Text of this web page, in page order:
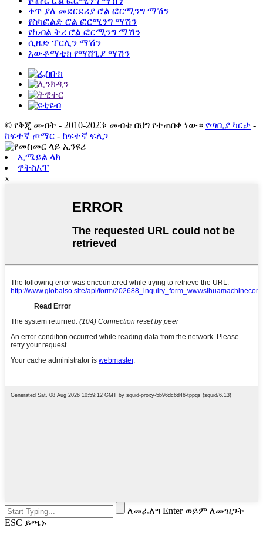
ቀጥ ያለ መደርደሪያ ሮል ፎርሚንግ ማሽን
የስካፎልድ ሮል ፎርሚንግ ማሽን
የኬብል ትሪ ሮል ፎርሚንግ ማሽን
ሲዜድ ፐርሊን ማሽን
አውቶማቲክ የማሸጊያ ማሽን
© የቅጂ መብት - 2010-2023፡ መብቱ በህግ የተጠበቀ ነው። የጣቢያ ካርታ -
ከፍተኛ ጦማር - ከፍተኛ ፍለጋ
ኢሜይል ላክ
ዋትስአፕ
x
ለመፈለግ Enter ወይም ለመዝጋት
ESC ይጫኑ